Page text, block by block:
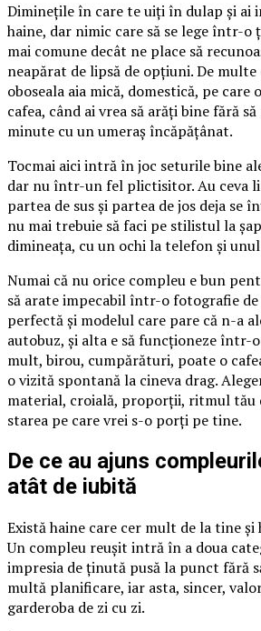
Diminețile în care te uiți în dulap și ai
haine, dar nimic care să se lege într-
mai comune decât ne place să
neapărat de lipsă de opțiuni. De
oboseala aia mică, domestică, pe care
cafea, când ai vrea să arăți bine fără
minute cu un umeraș încăpățânat.
Tocmai aici intră în joc seturile bine
dar nu într-un fel plictisitor. Au ceva
partea de sus și partea de jos deja se
nu mai trebuie să faci pe stilistul la
dimineața, cu un ochi la telefon și
Numai că nu orice compleu e bun
să arate impecabil într-o fotografie
perfectă și modelul care pare că n-a
autobuz, și alta e să funcționeze într-
mult, birou, cumpărături, poate o
o vizită spontană la cineva drag.
material, croială, proporții, ritmul tău
starea pe care vrei s-o porți pe tine.
De ce au ajuns
atât de iubită
Există haine care cer mult de la tine și
Un compleu reușit intră în a doua
impresia de ținută pusă la punct fără
multă planificare, iar asta, sincer,
garderoba de zi cu zi.